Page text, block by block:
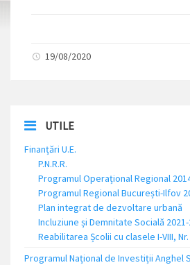
19/08/2020
UTILE
Finanțări U.E.
P.N.R.R.
Programul Operațional Regional
Programul Regional București-Ilfov
Plan integrat de dezvoltare urbană
Incluziune și Demnitate Socială
Reabilitarea Școlii cu clasele I-VIII,
Programul Național de Investiții Anghel